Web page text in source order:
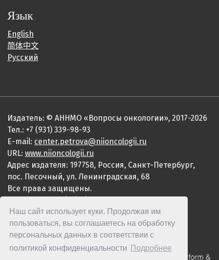
Наш сайт использует куки. Продолжая им
пользоваться, вы соглашаетесь на обработку
персональных данных в соответствии с
политикой конфиденциальности
Подробнее
Язык
English
简体中文
Русский
Издатель: © АННМО «Вопросы онкологии», 2017-2026
Тел.: +7 (931) 339-98-93
E-mail: center.petrova@niioncologii.ru
URL: www.niioncologii.ru
Адрес издателя: 197758, Россия, Санкт-Петербург,
пос. Песочный, ул. Ленинградская, 68
Все права защищены.
ISSN 2949-4915 (Online)